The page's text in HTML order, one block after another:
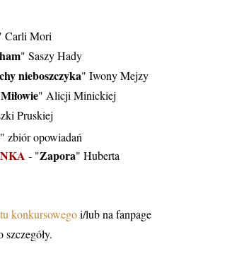
Carli Mori
" Saszy Hady
nieboszczyka" Iwony Mejzy
" Alicji Minickiej
Pruskiej
" zbiór opowiadań
- "Zapora" Huberta
konkursowegoi/lub na fanpage
szczegóły.